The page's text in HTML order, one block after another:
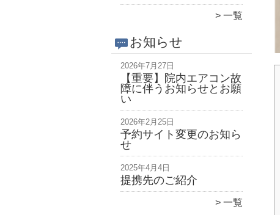
一覧
お知らせ
2026年7月27日
【重要】院内エアコン故
障に伴うお知らせとお願
い
2026年2月25日
予約サイト変更のお知ら
せ
2025年4月4日
提携先のご紹介
一覧